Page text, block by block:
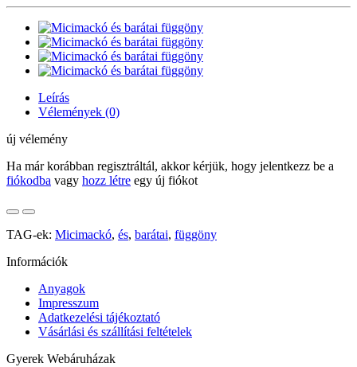
Leírás
Vélemények (0)
új vélemény
Ha már korábban regisztráltál, akkor kérjük, hogy jelentkezz be a
fiókodba vagy hozz létre egy új fiókot
TAG-ek: Micimackó, és, barátai, függöny
Információk
Anyagok
Impresszum
Adatkezelési tájékoztató
Vásárlási és szállítási feltételek
Gyerek Webáruházak